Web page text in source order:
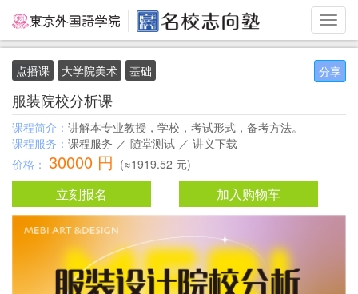
点播课 大学院美术 基础 分享
服装院校分析课
课程简介： 讲解本专业教授，学校，考试形式，备考方法。
课程服务： 课程服务 ／ 随堂测试 ／ 讲义下载
价格： 30000 円 (≈1919.52 元)
立刻报名 加入购物车